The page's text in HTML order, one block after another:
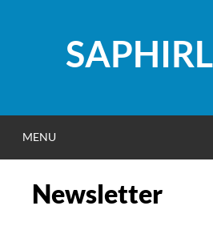
MENU
Newsletter